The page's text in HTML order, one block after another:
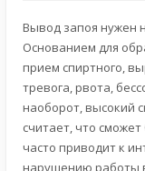
Вывод запоя нужен
Основанием для
прием спиртного,
тревога, рвота,
наоборот, высокий
считает, что
часто приводит к
нарушению работы